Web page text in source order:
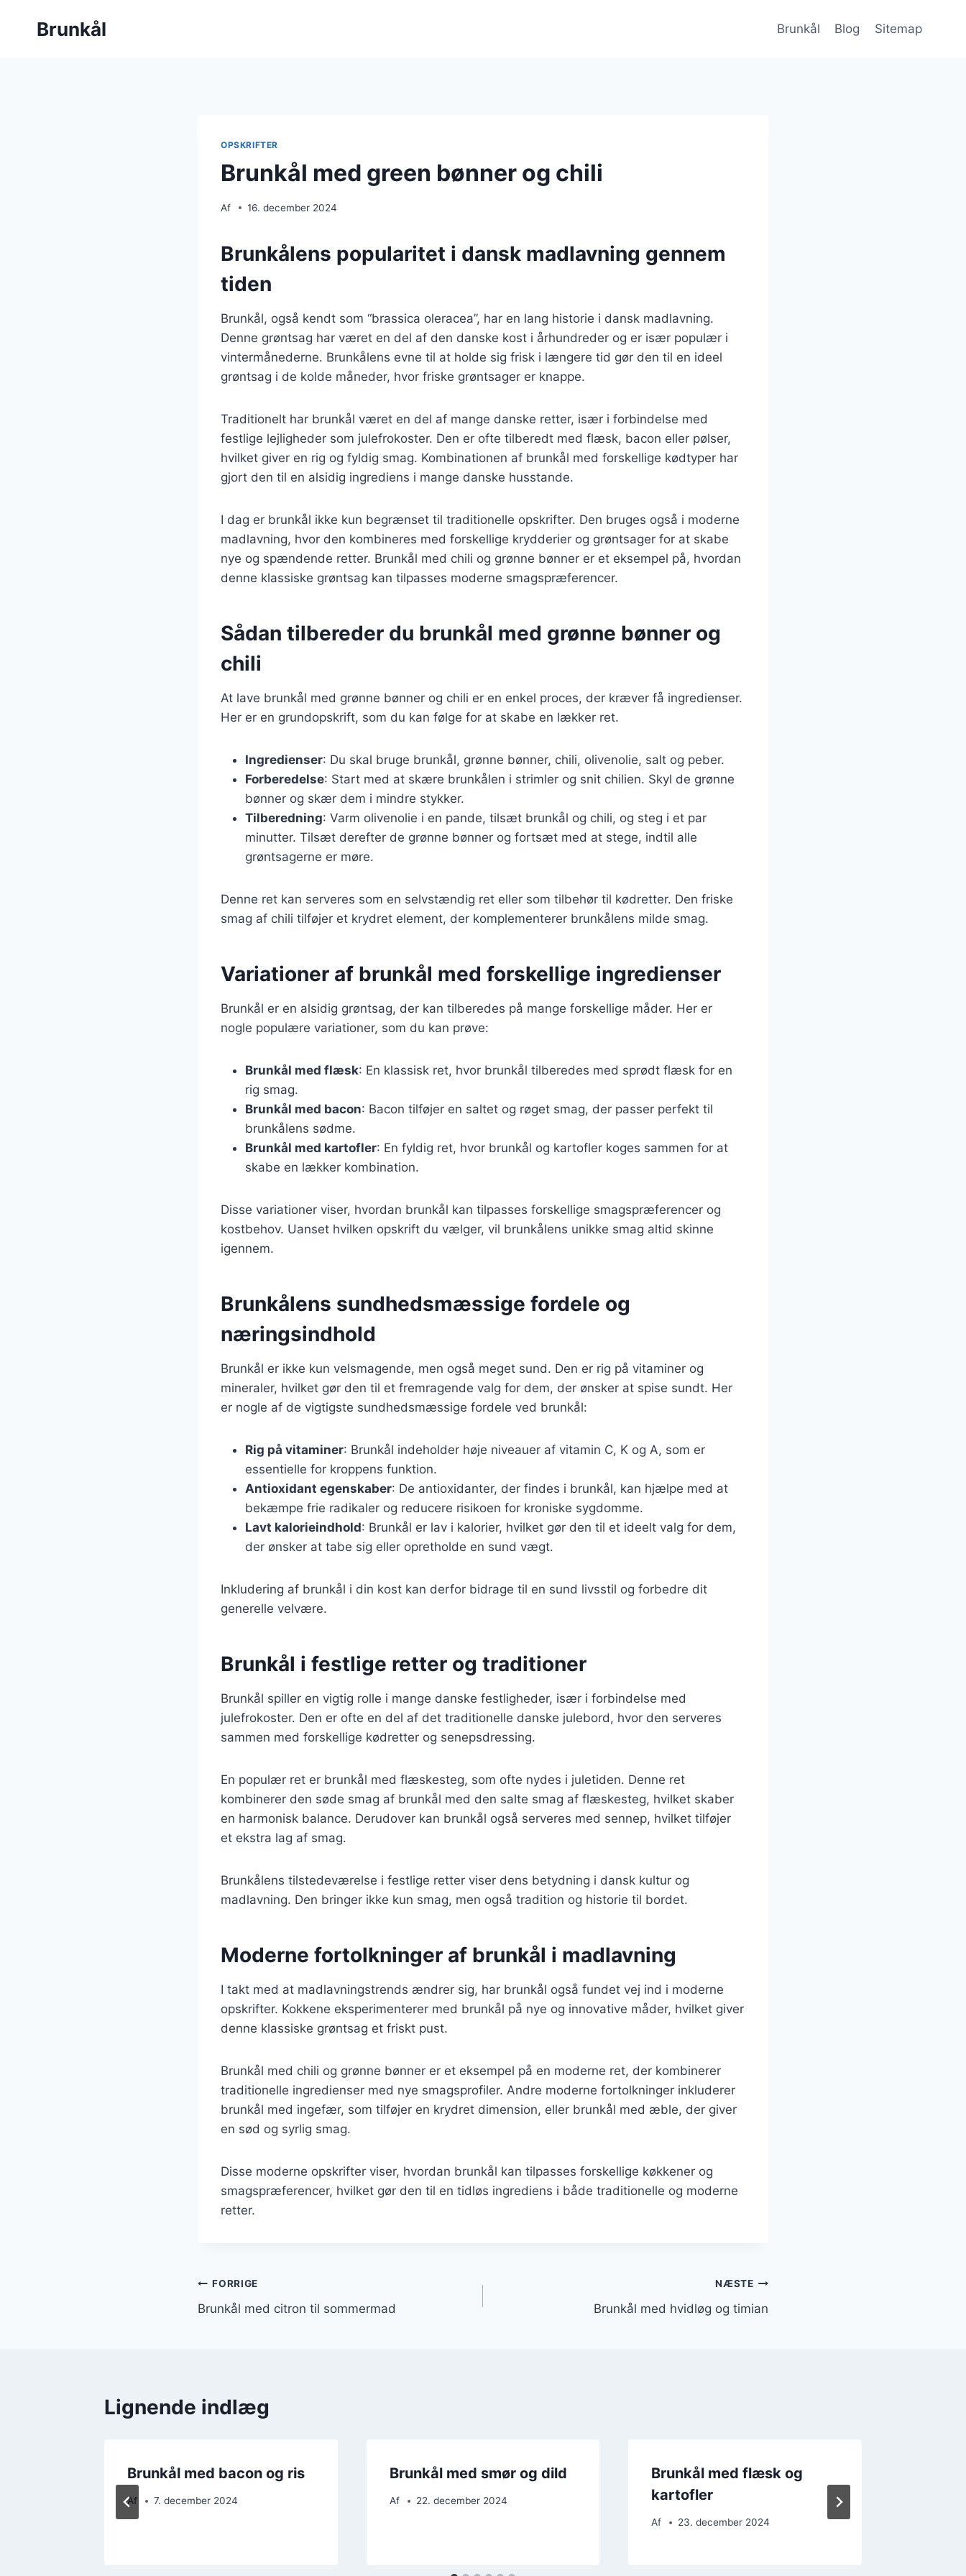
Brunkål Brunkål Blog Sitemap
OPSKRIFTER
Brunkål med green bønner og chili
Af 16. december 2024
Brunkålens popularitet i dansk madlavning gennem
tiden
Brunkål, også kendt som “brassica oleracea”, har en lang historie i dansk madlavning.
Denne grøntsag har været en del af den danske kost i århundreder og er især populær i
vintermånederne. Brunkålens evne til at holde sig frisk i længere tid gør den til en ideel
grøntsag i de kolde måneder, hvor friske grøntsager er knappe.
Traditionelt har brunkål været en del af mange danske retter, især i forbindelse med
festlige lejligheder som julefrokoster. Den er ofte tilberedt med flæsk, bacon eller pølser,
hvilket giver en rig og fyldig smag. Kombinationen af brunkål med forskellige kødtyper har
gjort den til en alsidig ingrediens i mange danske husstande.
I dag er brunkål ikke kun begrænset til traditionelle opskrifter. Den bruges også i moderne
madlavning, hvor den kombineres med forskellige krydderier og grøntsager for at skabe
nye og spændende retter. Brunkål med chili og grønne bønner er et eksempel på, hvordan
denne klassiske grøntsag kan tilpasses moderne smagspræferencer.
Sådan tilbereder du brunkål med grønne bønner og
chili
At lave brunkål med grønne bønner og chili er en enkel proces, der kræver få ingredienser.
Her er en grundopskrift, som du kan følge for at skabe en lækker ret.
Ingredienser: Du skal bruge brunkål, grønne bønner, chili, olivenolie, salt og peber.
Forberedelse: Start med at skære brunkålen i strimler og snit chilien. Skyl de grønne
bønner og skær dem i mindre stykker.
Tilberedning: Varm olivenolie i en pande, tilsæt brunkål og chili, og steg i et par
minutter. Tilsæt derefter de grønne bønner og fortsæt med at stege, indtil alle
grøntsagerne er møre.
Denne ret kan serveres som en selvstændig ret eller som tilbehør til kødretter. Den friske
smag af chili tilføjer et krydret element, der komplementerer brunkålens milde smag.
Variationer af brunkål med forskellige ingredienser
Brunkål er en alsidig grøntsag, der kan tilberedes på mange forskellige måder. Her er
nogle populære variationer, som du kan prøve:
Brunkål med flæsk: En klassisk ret, hvor brunkål tilberedes med sprødt flæsk for en
rig smag.
Brunkål med bacon: Bacon tilføjer en saltet og røget smag, der passer perfekt til
brunkålens sødme.
Brunkål med kartofler: En fyldig ret, hvor brunkål og kartofler koges sammen for at
skabe en lækker kombination.
Disse variationer viser, hvordan brunkål kan tilpasses forskellige smagspræferencer og
kostbehov. Uanset hvilken opskrift du vælger, vil brunkålens unikke smag altid skinne
igennem.
Brunkålens sundhedsmæssige fordele og
næringsindhold
Brunkål er ikke kun velsmagende, men også meget sund. Den er rig på vitaminer og
mineraler, hvilket gør den til et fremragende valg for dem, der ønsker at spise sundt. Her
er nogle af de vigtigste sundhedsmæssige fordele ved brunkål:
Rig på vitaminer: Brunkål indeholder høje niveauer af vitamin C, K og A, som er
essentielle for kroppens funktion.
Antioxidant egenskaber: De antioxidanter, der findes i brunkål, kan hjælpe med at
bekæmpe frie radikaler og reducere risikoen for kroniske sygdomme.
Lavt kalorieindhold: Brunkål er lav i kalorier, hvilket gør den til et ideelt valg for dem,
der ønsker at tabe sig eller opretholde en sund vægt.
Inkludering af brunkål i din kost kan derfor bidrage til en sund livsstil og forbedre dit
generelle velvære.
Brunkål i festlige retter og traditioner
Brunkål spiller en vigtig rolle i mange danske festligheder, især i forbindelse med
julefrokoster. Den er ofte en del af det traditionelle danske julebord, hvor den serveres
sammen med forskellige kødretter og senepsdressing.
En populær ret er brunkål med flæskesteg, som ofte nydes i juletiden. Denne ret
kombinerer den søde smag af brunkål med den salte smag af flæskesteg, hvilket skaber
en harmonisk balance. Derudover kan brunkål også serveres med sennep, hvilket tilføjer
et ekstra lag af smag.
Brunkålens tilstedeværelse i festlige retter viser dens betydning i dansk kultur og
madlavning. Den bringer ikke kun smag, men også tradition og historie til bordet.
Moderne fortolkninger af brunkål i madlavning
I takt med at madlavningstrends ændrer sig, har brunkål også fundet vej ind i moderne
opskrifter. Kokkene eksperimenterer med brunkål på nye og innovative måder, hvilket giver
denne klassiske grøntsag et friskt pust.
Brunkål med chili og grønne bønner er et eksempel på en moderne ret, der kombinerer
traditionelle ingredienser med nye smagsprofiler. Andre moderne fortolkninger inkluderer
brunkål med ingefær, som tilføjer en krydret dimension, eller brunkål med æble, der giver
en sød og syrlig smag.
Disse moderne opskrifter viser, hvordan brunkål kan tilpasses forskellige køkkener og
smagspræferencer, hvilket gør den til en tidløs ingrediens i både traditionelle og moderne
retter.
Indlægsnavigation
FORRIGE
Brunkål med citron til sommermad
NÆSTE
Brunkål med hvidløg og timian
Lignende indlæg
Brunkål med bacon og ris
Af 7. december 2024
Brunkål med smør og dild
Af 22. december 2024
Brunkål med flæsk og
kartofler
Af 23. december 2024